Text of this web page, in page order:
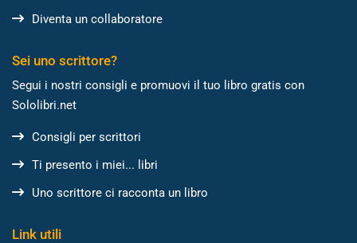
Diventa un collaboratore
Sei uno scrittore?
Segui i nostri consigli e promuovi il tuo libro gratis con
Sololibri.net
Consigli per scrittori
Ti presento i miei... libri
Uno scrittore ci racconta un libro
Link utili